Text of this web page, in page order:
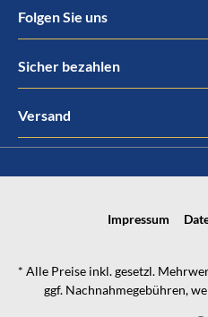
Folgen Sie uns
Sicher bezahlen
Versand
Impressum
* Alle Preise inkl. gesetzl.
ggf. Nachnahmegebühren,